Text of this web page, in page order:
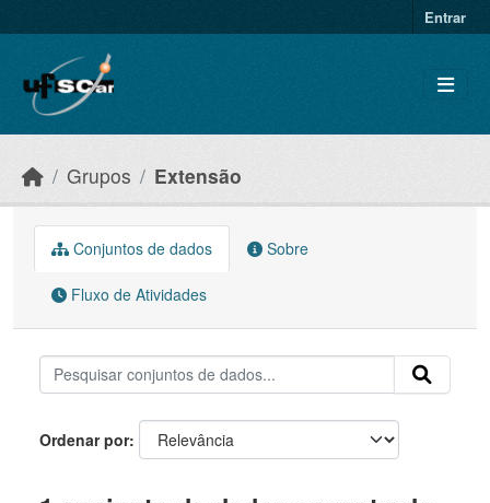
Entrar
Grupos Extensão
Conjuntos de dados Sobre
Fluxo de Atividades
Ordenar por